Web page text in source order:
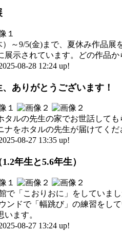
～9/5(金)まで、夏休み作品展
展示されています。どの作品
08-28 12:24 up!
ありがとうございます！
ルの先生の家でお世話しても
ナをホタルの先生が届けてく
08-27 13:35 up!
年生と5.6年生）
で「こおりおに」をしていま
ンドで「幅跳び」の練習をし
います。
08-27 13:24 up!